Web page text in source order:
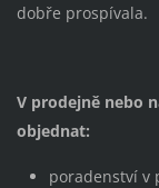
dobře prospívala.
V prodejně nebo
objednat:
poradenství v